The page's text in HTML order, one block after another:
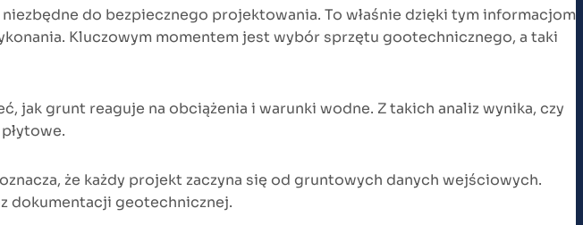
niezbędne do bezpiecznego projektowania. To właśnie dzięki tym informacjom
Kluczowym momentem jest wybór sprzętu gootechnicznego, a taki
grunt reaguje na obciążenia i warunki wodne. Z takich analiz wynika, czy
że każdy projekt zaczyna się od gruntowych danych wejściowych.
dokumentacji geotechnicznej.